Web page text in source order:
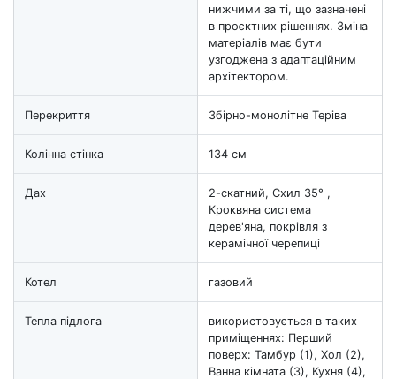
нижчими за ті, що зазначені
в проєктних рішеннях. Зміна
матеріалів має бути
узгоджена з адаптаційним
архітектором.
Перекриття Збірно-монолітне Теріва
Колінна стінка 134 см
Дах
2-скатний, Схил 35° ,
Кроквяна система
дерев'яна, покрівля з
керамічної черепиці
Котел газовий
Тепла підлога
використовується в таких
приміщеннях: Перший
поверх: Тамбур (1), Хол (2),
Ванна кімната (3), Кухня (4),